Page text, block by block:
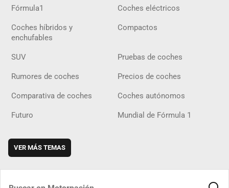
Fórmula1 Coches eléctricos
Coches híbridos y
enchufables
Compactos
SUV Pruebas de coches
Rumores de coches Precios de coches
Comparativa de coches Coches autónomos
Futuro Mundial de Fórmula 1
VER MÁS TEMAS